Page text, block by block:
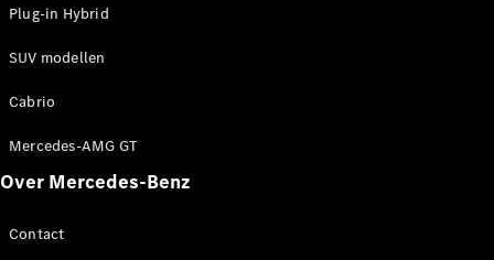
Plug-in Hybrid
SUV modellen
Cabrio
Mercedes-AMG GT
Over Mercedes-Benz
Contact